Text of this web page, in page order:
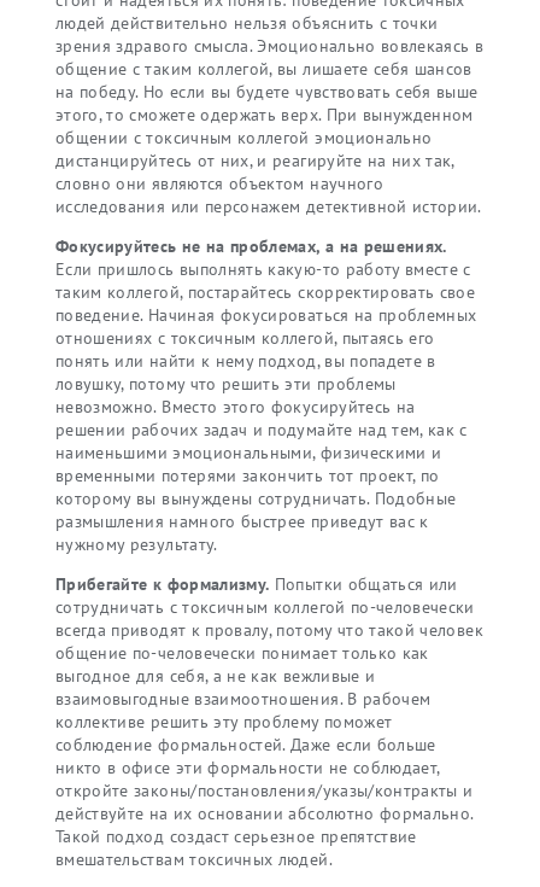
людей действительно нельзя объяснить с точки
зрения здравого смысла. Эмоционально вовлекаясь в
общение с таким коллегой, вы лишаете себя шансов
на победу. Но если вы будете чувствовать себя выше
этого, то сможете одержать верх. При вынужденном
общении с токсичным коллегой эмоционально
дистанцируйтесь от них, и реагируйте на них так,
словно они являются объектом научного
исследования или персонажем детективной истории.
Фокусируйтесь не на проблемах, а на решениях.
Если пришлось выполнять какую-то работу вместе с
таким коллегой, постарайтесь скорректировать свое
поведение. Начиная фокусироваться на проблемных
отношениях с токсичным коллегой, пытаясь его
понять или найти к нему подход, вы попадете в
ловушку, потому что решить эти проблемы
невозможно. Вместо этого фокусируйтесь на
решении рабочих задач и подумайте над тем, как с
наименьшими эмоциональными, физическими и
временными потерями закончить тот проект, по
которому вы вынуждены сотрудничать. Подобные
размышления намного быстрее приведут вас к
нужному результату.
Прибегайте к формализму. Попытки общаться или
сотрудничать с токсичным коллегой по-человечески
всегда приводят к провалу, потому что такой человек
общение по-человечески понимает только как
выгодное для себя, а не как вежливые и
взаимовыгодные взаимоотношения. В рабочем
коллективе решить эту проблему поможет
соблюдение формальностей. Даже если больше
никто в офисе эти формальности не соблюдает,
откройте законы/постановления/указы/контракты и
действуйте на их основании абсолютно формально.
Такой подход создаст серьезное препятствие
вмешательствам токсичных людей.